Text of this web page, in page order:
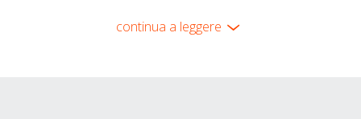
continua a leggere